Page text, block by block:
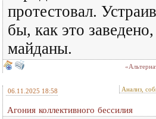
протестовал.
бы, как это заведено,
майданы.
06.11.2025 18:58 Анализ,
Агония коллективного бессилия